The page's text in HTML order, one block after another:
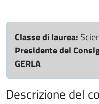
Classe di laurea:
Presidente del
GERLA
Descrizione del